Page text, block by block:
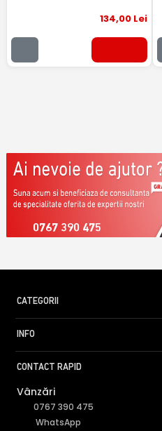
134,00Lei
0767 390 475
CATEGORII
INFO
CONTACT RAPID
Vânzări
0767 390 475
WhatsApp